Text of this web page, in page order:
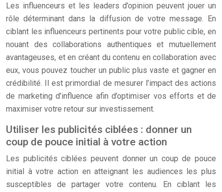
Les influenceurs et les leaders d’opinion peuvent jouer un
rôle déterminant dans la diffusion de votre message. En
ciblant les influenceurs pertinents pour votre public cible, en
nouant des collaborations authentiques et mutuellement
avantageuses, et en créant du contenu en collaboration avec
eux, vous pouvez toucher un public plus vaste et gagner en
crédibilité. Il est primordial de mesurer l’impact des actions
de marketing d’influence afin d’optimiser vos efforts et de
maximiser votre retour sur investissement.
Utiliser les publicités ciblées : donner un
coup de pouce initial à votre action
Les publicités ciblées peuvent donner un coup de pouce
initial à votre action en atteignant les audiences les plus
susceptibles de partager votre contenu. En ciblant les